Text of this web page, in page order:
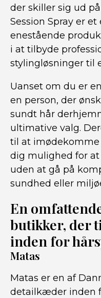
der skiller sig ud
Session Spray er
enestående
i at tilbyde
stylingløsninger til
Uanset om du er
en person, der
sundt hår
ultimative valg.
til at imødekomme
dig mulighed for at
uden at gå på
sundhed eller
En
butikker, der
inden for
Matas
Matas er en af
detailkæder inden